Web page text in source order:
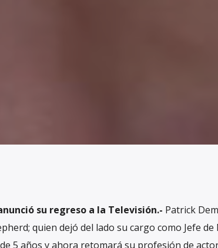
su regreso a la Televisión.- Patrick
quien dejó del lado su cargo como Jefe
5 años y ahora retomará su profesión de